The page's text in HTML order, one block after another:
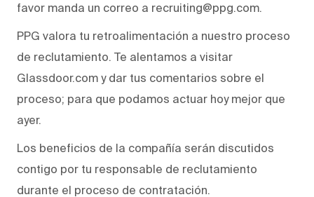
favor manda un correo a recruiting@ppg.com.
PPG valora tu retroalimentación a nuestro proceso
de reclutamiento. Te alentamos a visitar
Glassdoor.com y dar tus comentarios sobre el
proceso; para que podamos actuar hoy mejor que
ayer.
Los beneficios de la compañía serán discutidos
contigo por tu responsable de reclutamiento
durante el proceso de contratación.